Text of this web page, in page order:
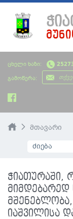
ცხელი ხაზი:
გამოწერა:
ᲛᲗᲐᲕᲐᲠᲘ
ᲩᲔᲛᲘ ᲥᲐᲚᲐᲥᲘ
ᲮᲔᲚᲘᲡᲣᲤᲚᲔᲑᲐ
ᲡᲘᲐᲮᲚᲔᲔᲑᲘ
ᲑᲘᲣᲯᲔᲢᲘ
მთავარი
ჭიათურაში,
იაშვილისა